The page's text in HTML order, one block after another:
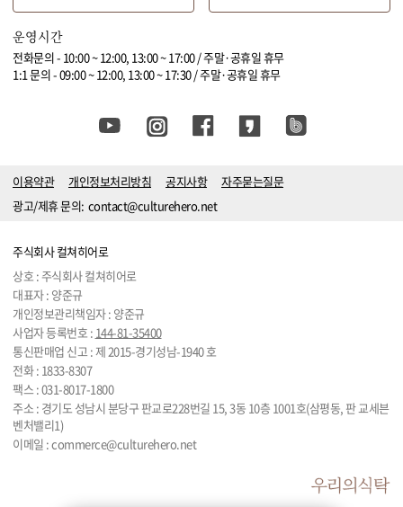
운영시간
전화문의 - 10:00 ~ 12:00, 13:00 ~ 17:00 / 주말·공휴일 휴무
1:1 문의 - 09:00 ~ 12:00, 13:00 ~ 17:30 / 주말·공휴일 휴무
이용약관 개인정보처리방침 공지사항
자주묻는질문
광고/제휴 문의: contact@culturehero.net
주식회사 컬쳐히어로
상호 : 주식회사 컬쳐히어로
대표자 : 양준규
개인정보관리책임자 : 양준규
사업자 등록번호 : 144-81-35400
통신판매업 신고 : 제 2015-경기성남-1940 호
전화 : 1833-8307
팩스 : 031-8017-1800
주소 : 경기도 성남시 분당구 판교로228번길 15, 3동 10층 1001호(삼평동, 판 교세븐
벤처밸리1)
이메일 :commerce@culturehero.net